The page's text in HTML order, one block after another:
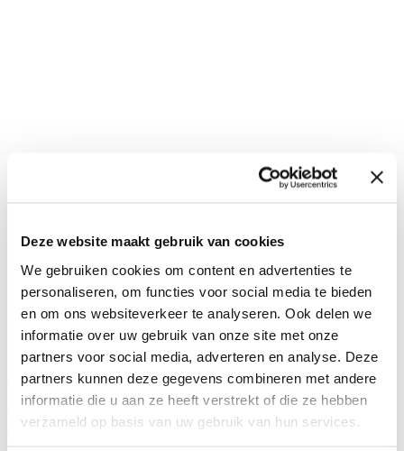
Deze website maakt gebruik van cookies
We gebruiken cookies om content en advertenties te
personaliseren, om functies voor social media te bieden
en om ons websiteverkeer te analyseren. Ook delen we
informatie over uw gebruik van onze site met onze
partners voor social media, adverteren en analyse. Deze
partners kunnen deze gegevens combineren met andere
informatie die u aan ze heeft verstrekt of die ze hebben
verzameld op basis van uw gebruik van hun services.
Wat is Merius Hypotheken?
Waarom Merius Hypotheken?
Nieuws van Merius Hypotheken
Werken bij Merius Hypotheken
Veelgestelde vragen
Inloggen
Hypotheek Visie Bollenstreek